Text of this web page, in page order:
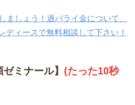
ましょう！過バライ金について、
ディースで無料相談して下さい！
ミナール】 (たった10秒